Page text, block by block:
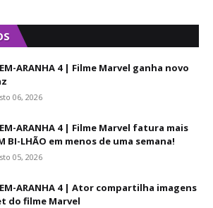
ARANHA 4 | Filme Marvel ganha novo
06, 2026
ARANHA 4 | Filme Marvel fatura mais
BI-LHÃO em menos de uma semana!
05, 2026
ARANHA 4 | Ator compartilha imagens
do filme Marvel